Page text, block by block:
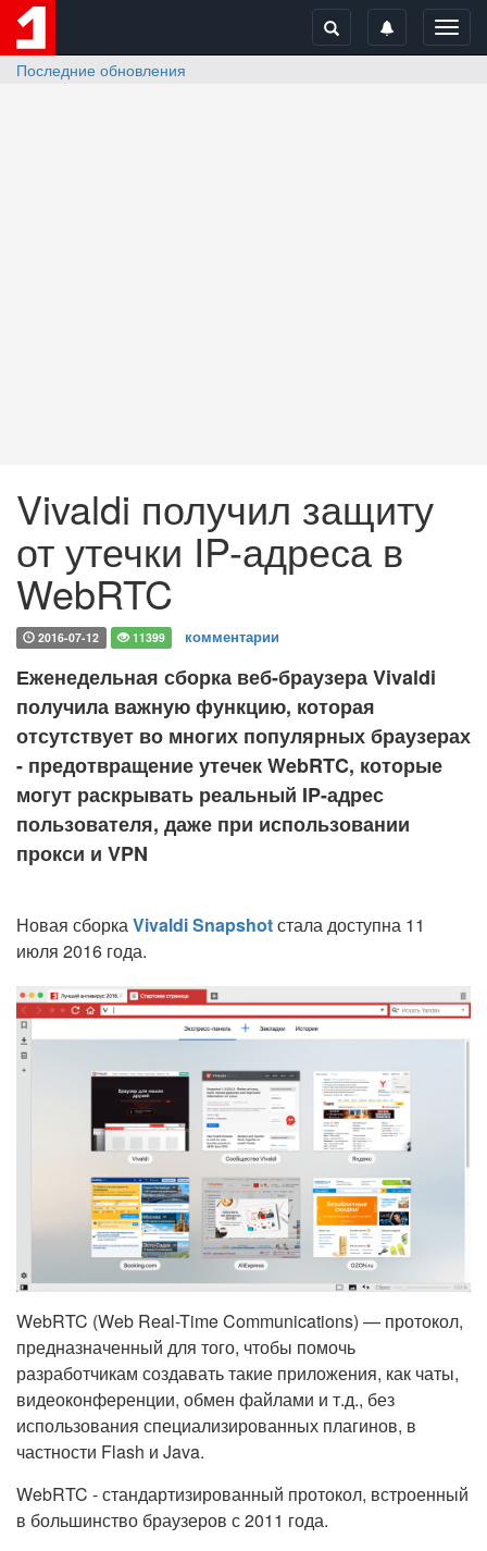
Последние обновления
Vivaldi получил защиту
от утечки IP-адреса в
WebRTC
2016-07-12 11399 комментарии
Еженедельная сборка веб-браузера Vivaldi
получила важную функцию, которая
отсутствует во многих популярных браузерах
- предотвращение утечек WebRTC, которые
могут раскрывать реальный IP-адрес
пользователя, даже при использовании
прокси и VPN
Новая сборкаVivaldi Snapshotстала доступна 11
июля 2016 года.
WebRTC (Web Real-Time Communications) — протокол,
предназначенный для того, чтобы помочь
разработчикам создавать такие приложения, как чаты,
видеоконференции, обмен файлами и т.д., без
использования специализированных плагинов, в
частности Flash и Java.
WebRTC - стандартизированный протокол, встроенный
в большинство браузеров с 2011 года.